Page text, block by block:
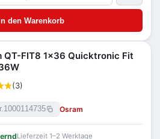
den Warenkorb
QT-FIT8 1x36 Quicktronic Fit
(3)
1000114735 Osram
Lieferzeit 1–2 Werktage